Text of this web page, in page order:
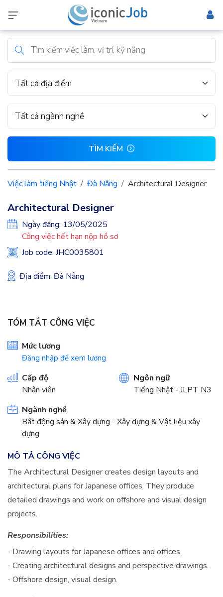
Tất cả địa điểm
Tất cả ngành nghề
TÌM KIẾM
Việc làm tiếng Nhật Đà Nẵng Architectural Designer
Architectural Designer
Ngày đăng: 13/05/2025
Công việc hết hạn nộp hồ sơ
Job code: JHC0035801
Địa điểm: Đà Nẵng
TÓM TẮT CÔNG VIỆC
Mức lương
Đăng nhập để xem lương
Cấp độ
Nhân viên
Ngôn ngữ
Tiếng Nhật - JLPT N3
Ngành nghề
Bất động sản & Xây dựng - Xây dựng & Vật liệu xây
dựng
MÔ TẢ CÔNG VIỆC
The Architectural Designer creates design layouts and
architectural plans for Japanese offices. They produce
detailed drawings and work on offshore and visual design
projects.
Responsibilities:
- Drawing layouts for Japanese offices and offices.
- Creating architectural designs and perspective drawings.
- Offshore design, visual design.